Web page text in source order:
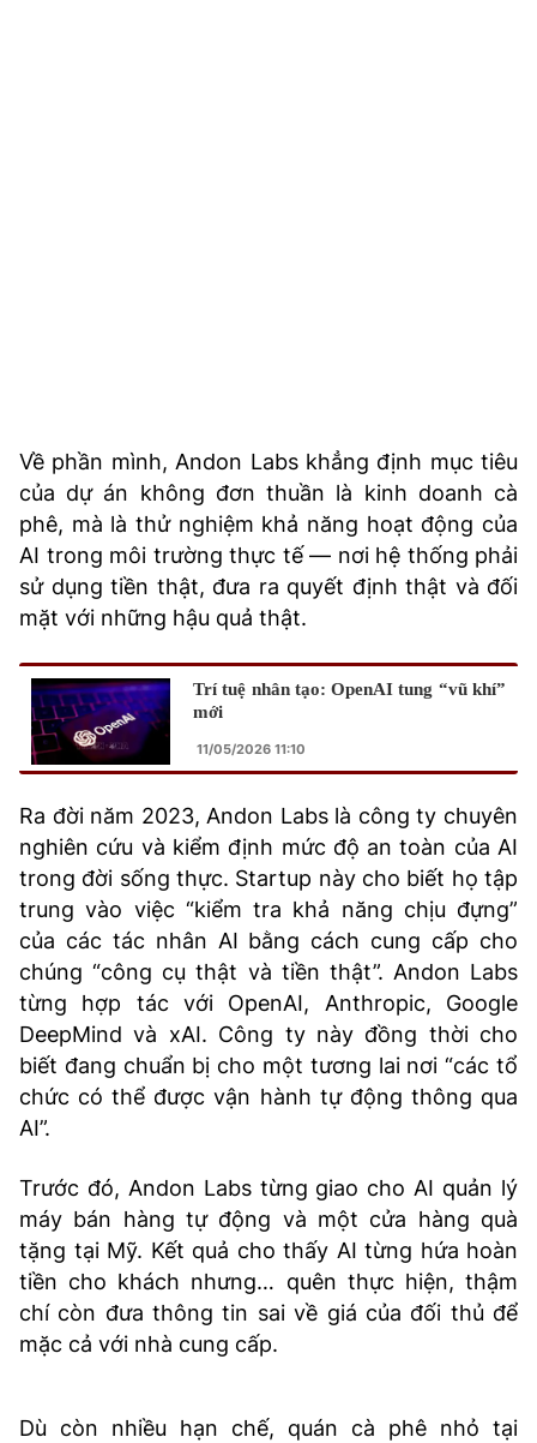
Về phần mình, Andon Labs khẳng định mục tiêu
của dự án không đơn thuần là kinh doanh cà
phê, mà là thử nghiệm khả năng hoạt động của
AI trong môi trường thực tế — nơi hệ thống phải
sử dụng tiền thật, đưa ra quyết định thật và đối
mặt với những hậu quả thật.
Trí tuệ nhân tạo: OpenAI tung “vũ khí”
mới
11/05/2026 11:10
Ra đời năm 2023, Andon Labs là công ty chuyên
nghiên cứu và kiểm định mức độ an toàn của AI
trong đời sống thực. Startup này cho biết họ tập
trung vào việc “kiểm tra khả năng chịu đựng”
của các tác nhân AI bằng cách cung cấp cho
chúng “công cụ thật và tiền thật”. Andon Labs
từng hợp tác với OpenAI, Anthropic, Google
DeepMind và xAI. Công ty này đồng thời cho
biết đang chuẩn bị cho một tương lai nơi “các tổ
chức có thể được vận hành tự động thông qua
AI”.
Trước đó, Andon Labs từng giao cho AI quản lý
máy bán hàng tự động và một cửa hàng quà
tặng tại Mỹ. Kết quả cho thấy AI từng hứa hoàn
tiền cho khách nhưng… quên thực hiện, thậm
chí còn đưa thông tin sai về giá của đối thủ để
mặc cả với nhà cung cấp.
Dù còn nhiều hạn chế, quán cà phê nhỏ tại